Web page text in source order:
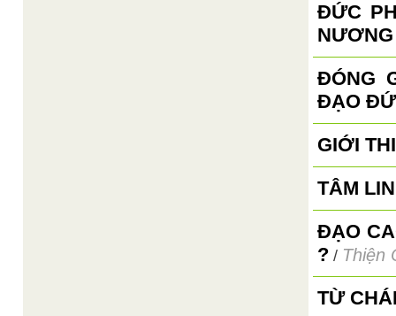
ĐỨC
NƯƠNG
ĐÓNG
ĐẠO
GIỚI
TÂM
ĐẠO
? / Thiện
TỪ